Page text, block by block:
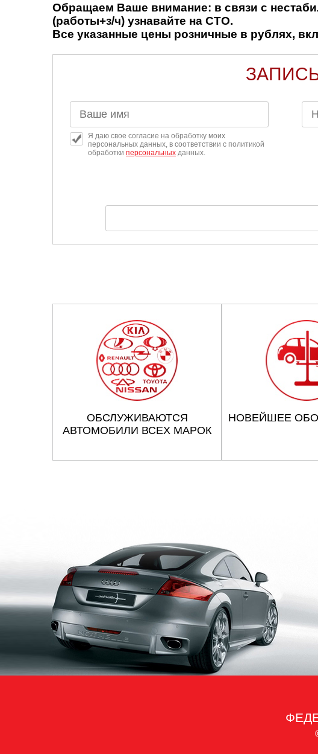
Обращаем Ваше внимание: в связи с
(работы+з/ч) узнавайте на СТО.
Все указанные цены розничные в рублях,
Я даю свое согласие на обработку моих
персональных данных, в соответствии с политикой
обработки персональных данных.
ОБСЛУЖИВАЮТСЯ
АВТОМОБИЛИ ВСЕХ МАРОК
НОВЕЙШЕЕ